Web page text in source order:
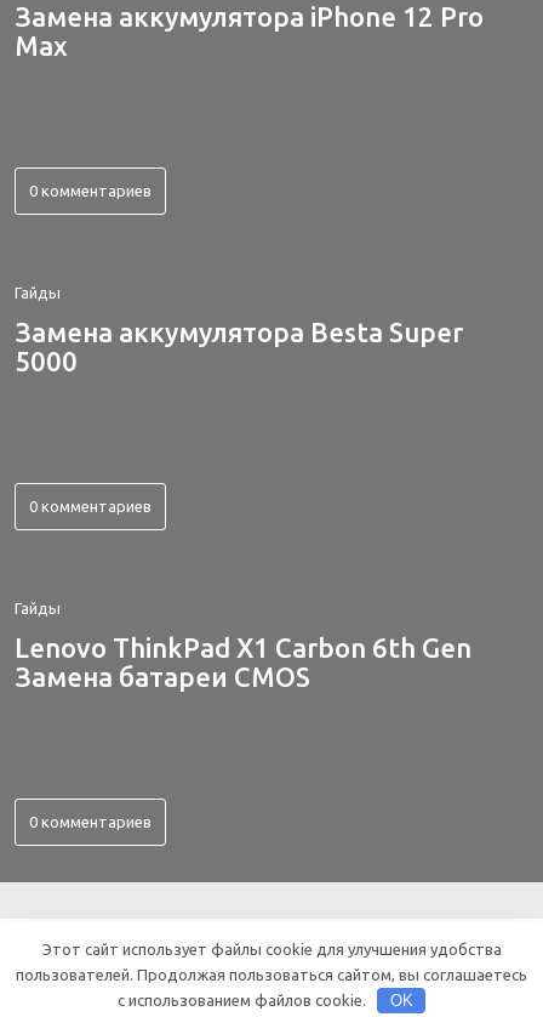
Замена аккумулятора iPhone 12 Pro
Max
0 комментариев
Гайды
Замена аккумулятора Besta Super
5000
0 комментариев
Гайды
Lenovo ThinkPad X1 Carbon 6th Gen
Замена батареи CMOS
0 комментариев
ВСЕ ОБ ЭЛЕКТРОНИКЕ
© 2019 | All rights reserved.
Этот сайт использует файлы cookie для улучшения удобства
пользователей. Продолжая пользоваться сайтом, вы соглашаетесь
с использованием файлов cookie.
OK